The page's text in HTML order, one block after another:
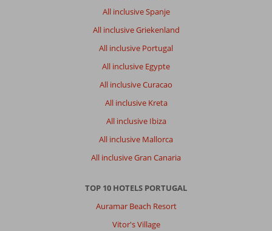
All inclusive Spanje
All inclusive Griekenland
All inclusive Portugal
All inclusive Egypte
All inclusive Curacao
All inclusive Kreta
All inclusive Ibiza
All inclusive Mallorca
All inclusive Gran Canaria
TOP 10 HOTELS PORTUGAL
Auramar Beach Resort
Vitor's Village